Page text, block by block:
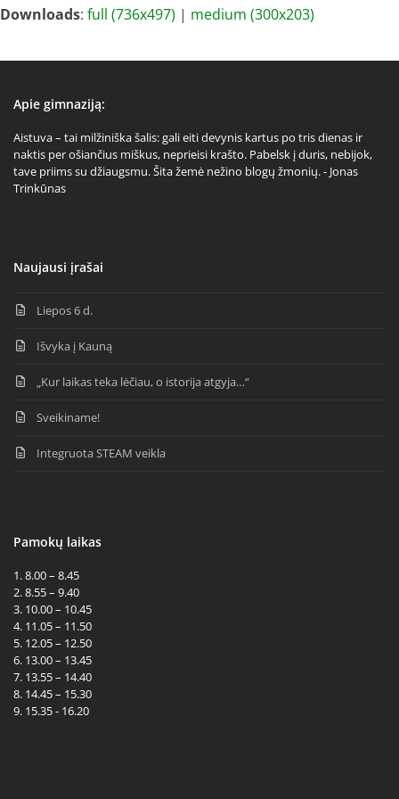
Downloads: full (736x497) | medium (300x203)
Apie gimnaziją:
Aistuva – tai milžiniška šalis: gali eiti devynis kartus po tris dienas ir
naktis per ošiančius miškus, neprieisi krašto. Pabelsk į duris, nebijok,
tave priims su džiaugsmu. Šita žemė nežino blogų žmonių. - Jonas
Trinkūnas
Naujausi įrašai
Liepos 6 d.
Išvyka į Kauną
„Kur laikas teka lėčiau, o istorija atgyja…“
Sveikiname!
Integruota STEAM veikla
Pamokų laikas
1. 8.00 – 8.45
2. 8.55 – 9.40
3. 10.00 – 10.45
4. 11.05 – 11.50
5. 12.05 – 12.50
6. 13.00 – 13.45
7. 13.55 – 14.40
8. 14.45 – 15.30
9. 15.35 - 16.20